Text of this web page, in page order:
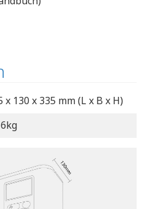
x 130 x 335 mm (L x B x H)